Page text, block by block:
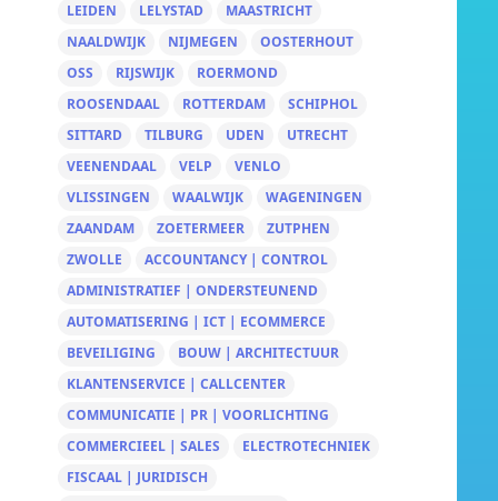
LEIDEN
LELYSTAD
MAASTRICHT
NAALDWIJK
NIJMEGEN
OOSTERHOUT
OSS
RIJSWIJK
ROERMOND
ROOSENDAAL
ROTTERDAM
SCHIPHOL
SITTARD
TILBURG UDEN
UTRECHT
VEENENDAAL
VELP
VENLO
VLISSINGEN
WAALWIJK
WAGENINGEN
ZAANDAM
ZOETERMEER
ZUTPHEN
ZWOLLE
ACCOUNTANCY | CONTROL
ADMINISTRATIEF | ONDERSTEUNEND
AUTOMATISERING | ICT | ECOMMERCE
BEVEILIGING
BOUW | ARCHITECTUUR
KLANTENSERVICE | CALLCENTER
COMMUNICATIE | PR | VOORLICHTING
COMMERCIEEL | SALES
ELECTROTECHNIEK
FISCAAL | JURIDISCH